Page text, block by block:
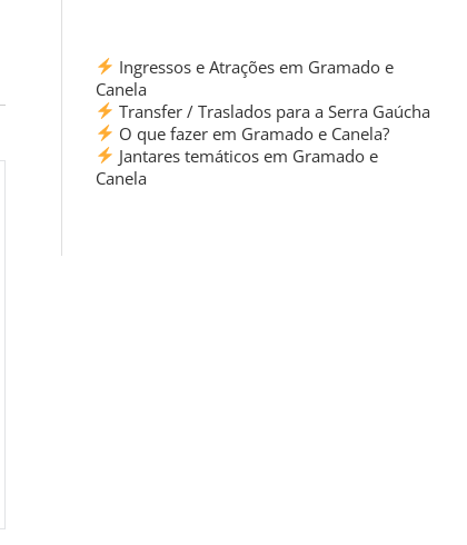
Ingressos e Atrações em Gramado e
Canela
Transfer / Traslados para a Serra Gaúcha
O que fazer em Gramado e Canela?
Jantares temáticos em Gramado e
Canela